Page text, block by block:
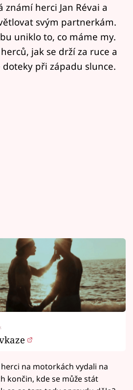
herci Jan Révai a
svým partnerkám.
uniklo to, co máme my.
jak se drží za ruce a
při západu slunce.
na motorkách vydali na
končin, kde se může stát